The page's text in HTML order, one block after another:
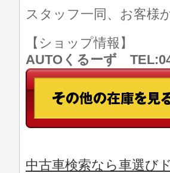
スタッフ一同、お客様
【ショップ情報】
AUTOくるーず
中古車検索なら車選び